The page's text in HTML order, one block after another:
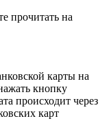
прочитать на
карты на
кнопку
происходит через
карт